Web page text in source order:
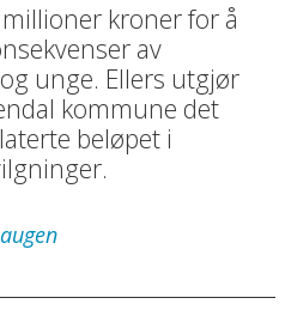
kroner for å
av
unge. Ellers utgjør
kommune det
beløpet i